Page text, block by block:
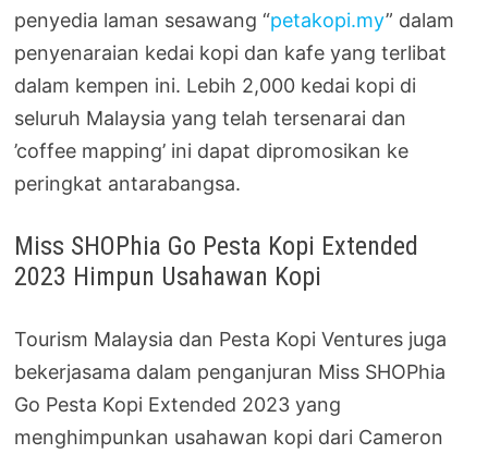
penyedia laman sesawang “petakopi.my” dalam
penyenaraian kedai kopi dan kafe yang terlibat
dalam kempen ini. Lebih 2,000 kedai kopi di
seluruh Malaysia yang telah tersenarai dan
’coffee mapping’ ini dapat dipromosikan ke
peringkat antarabangsa.
Miss SHOPhia Go Pesta Kopi Extended
2023 Himpun Usahawan Kopi
Tourism Malaysia dan Pesta Kopi Ventures juga
bekerjasama dalam penganjuran Miss SHOPhia
Go Pesta Kopi Extended 2023 yang
menghimpunkan usahawan kopi dari Cameron